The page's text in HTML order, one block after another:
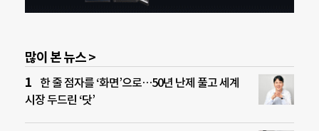
많이 본 뉴스 >
한 줄 점자를 ‘화면’으로…50년 난제 풀고 세계
시장 두드린 ‘닷’